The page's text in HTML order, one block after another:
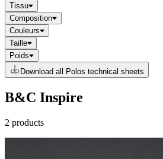
Tissu
Composition
Couleurs
Taille
Poids
Download all Polos technical sheets
B&C Inspire
2 products